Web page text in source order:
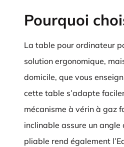
Pourquoi
La table pour ordinateur
solution ergonomique,
domicile, que vous
cette table s’adapte
mécanisme à vérin à gaz
inclinable assure un
pliable rend également